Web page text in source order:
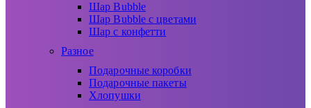
Шар Bubble
Шар Bubble с цветами
Шар с конфетти
Разное
Подарочные коробки
Подарочные пакеты
Хлопушки